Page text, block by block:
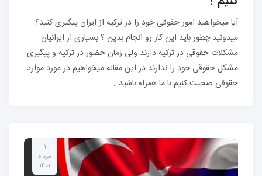
آیا میخواهید امور حقوقی خود را در ترکیه از ایران پیگیری کنید؟
میدونید چطور باید این کار رو انجام بدین ؟ بسیاری از ایرانیان
مشکلات حقوقی در ترکیه دارند ولی زمان حضور در ترکیه و پیگیری
مشکل حقوقی خود را ندارند در این مقاله میخواهیم در مورد موارد
حقوقی صحبت کنیم با ما همراه باشید…
۱
مرداد
۱۴۰۱